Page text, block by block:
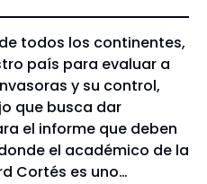
todos los continentes,
país para evaluar a
y su control,
que busca dar
el informe que deben
el académico de la
Cortés es uno…